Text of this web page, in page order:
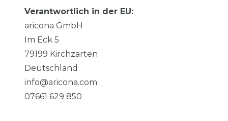
Verantwortlich in der EU:
aricona GmbH
Im Eck 5
79199 Kirchzarten
Deutschland
info@aricona.com
07661 629 850